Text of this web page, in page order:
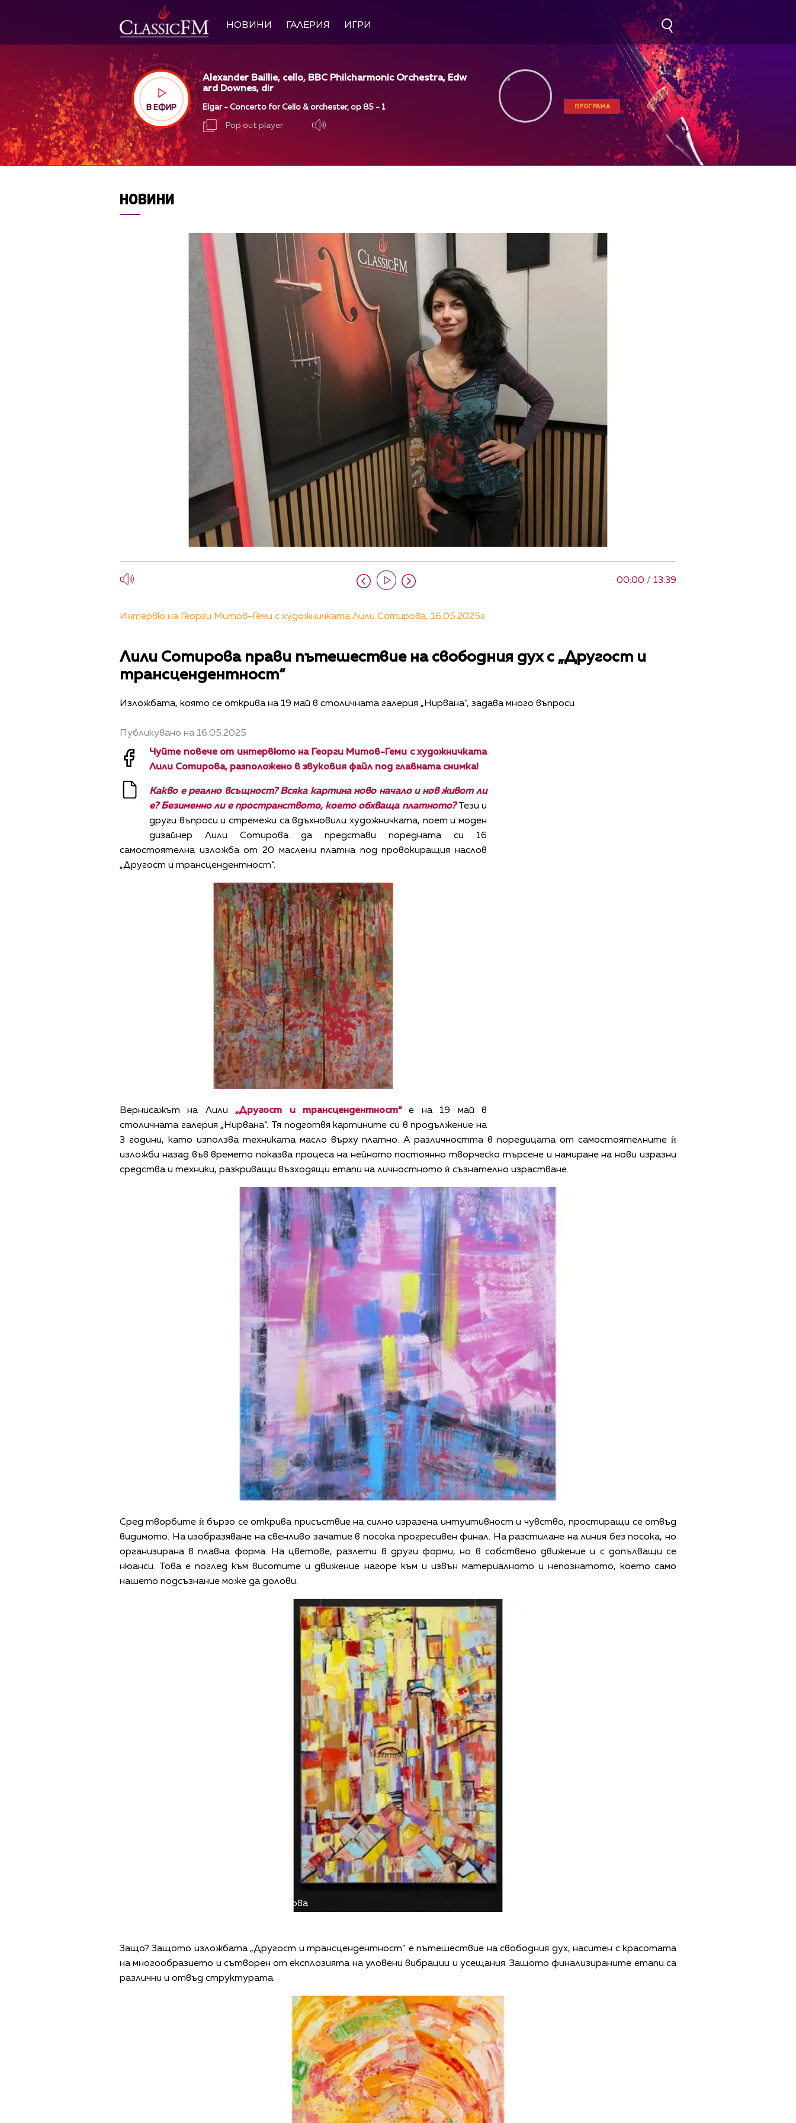
НОВИНИ ГАЛЕРИЯ ИГРИ
В ЕФИР
Alexander Baillie, cello, BBC Philcharmonic Orchestra, Edw
ard Downes, dir
Elgar - Concerto for Cello & orchester, op 85 - 1
Pop out player
ПРОГРАМА
НОВИНИ
00:00 / 13:39
Интервю на Георги Митов-Геми с художничката Лили Сотирова, 16.05.2025г.
Лили Сотирова прави пътешествие на свободния дух с „Другост и
трансцендентност“
Изложбата, която се открива на 19 май в столичната галерия „Нирвана“, задава много въпроси
Публикувано на 16.05.2025
Чуйте повече от интервюто на Георги Митов-Геми с художничката
Лили Сотирова, разположено в звуковия файл под главната снимка!
Какво е реално всъщност? Всяка картина ново начало и нов живот ли
е? Безименно ли е пространството, което обхваща платното?Тези и
други въпроси и стремежи са вдъхновили художничката, поет и моден
дизайнер Лили Сотирова да представи поредната си 16
самостоятелна изложба от 20 маслени платна под провокиращия наслов
„Другост и трансцендентност“.
Вернисажът на Лили„Другост и трансцендентност“е на 19 май в
столичната галерия „Нирвана“. Тя подготвя картините си в продължение на
3 години, като използва техниката масло върху платно. А различността в поредицата от самостоятелните ѝ
изложби назад във времето показва процеса на нейното постоянно творческо търсене и намиране на нови изразни
средства и техники, разкриващи възходящи етапи на личностното ѝ съзнателно израстване.
Сред творбите ѝ бързо се открива присъствие на силно изразена интуитивност и чувство, простиращи се отвъд
видимото. На изобразяване на свенливо зачатие в посока прогресивен финал. На разстилане на линия без посока, но
организирана в плавна форма. На цветове, разлети в други форми, но в собствено движение и с допълващи се
нюанси. Това е поглед към висотите и движение нагоре към и извън материалното и непознатото, което само
нашето подсъзнание може да долови.
Снимка: Личен архив на Лили Сотирова
Защо? Защото изложбата „Другост и трансцендентност“ е пътешествие на свободния дух, наситен с красотата
на многообразието и сътворен от експлозията на уловени вибрации и усещания. Защото финализираните етапи са
различни и отвъд структурата.